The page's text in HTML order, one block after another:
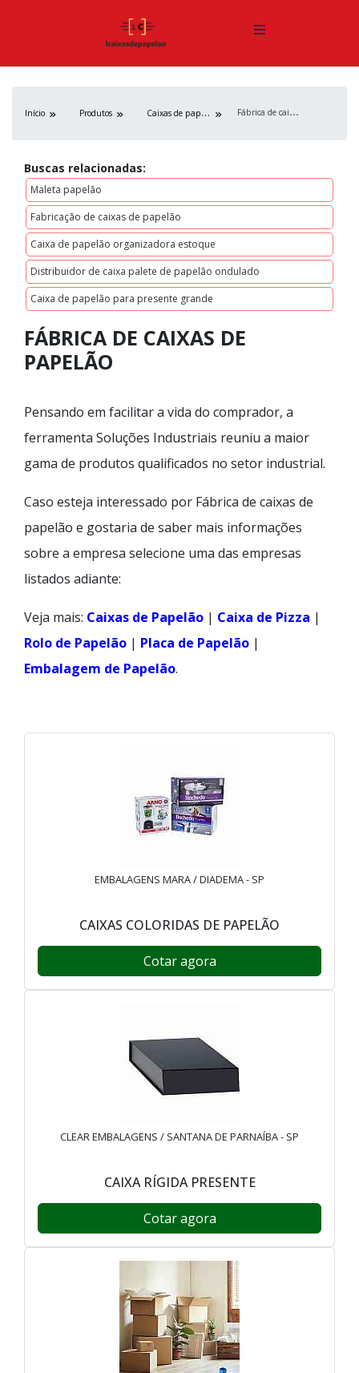
Início Produtos C
aixas de papelão F
ábrica de caixas de papelão
Buscas relacionadas:
Maleta papelão
Fabricação de caixas de papelão
Caixa de papelão organizadora estoque
Distribuidor de caixa palete de papelão ondulado
Caixa de papelão para presente grande
FÁBRICA DE CAIXAS DE
PAPELÃO
Pensando em facilitar a vida do comprador, a
ferramenta Soluções Industriais reuniu a maior
gama de produtos qualificados no setor industrial.
Caso esteja interessado por Fábrica de caixas de
papelão e gostaria de saber mais informações
sobre a empresa selecione uma das empresas
listados adiante:
Veja mais: Caixas de Papelão | Caixa de Pizza |
Rolo de Papelão | Placa de Papelão |
Embalagem de Papelão.
EMBALAGENS MARA / DIADEMA - SP
CAIXAS COLORIDAS DE PAPELÃO
Cotar agora
CLEAR EMBALAGENS / SANTANA DE PARNAÍBA - SP
CAIXA RÍGIDA PRESENTE
Cotar agora